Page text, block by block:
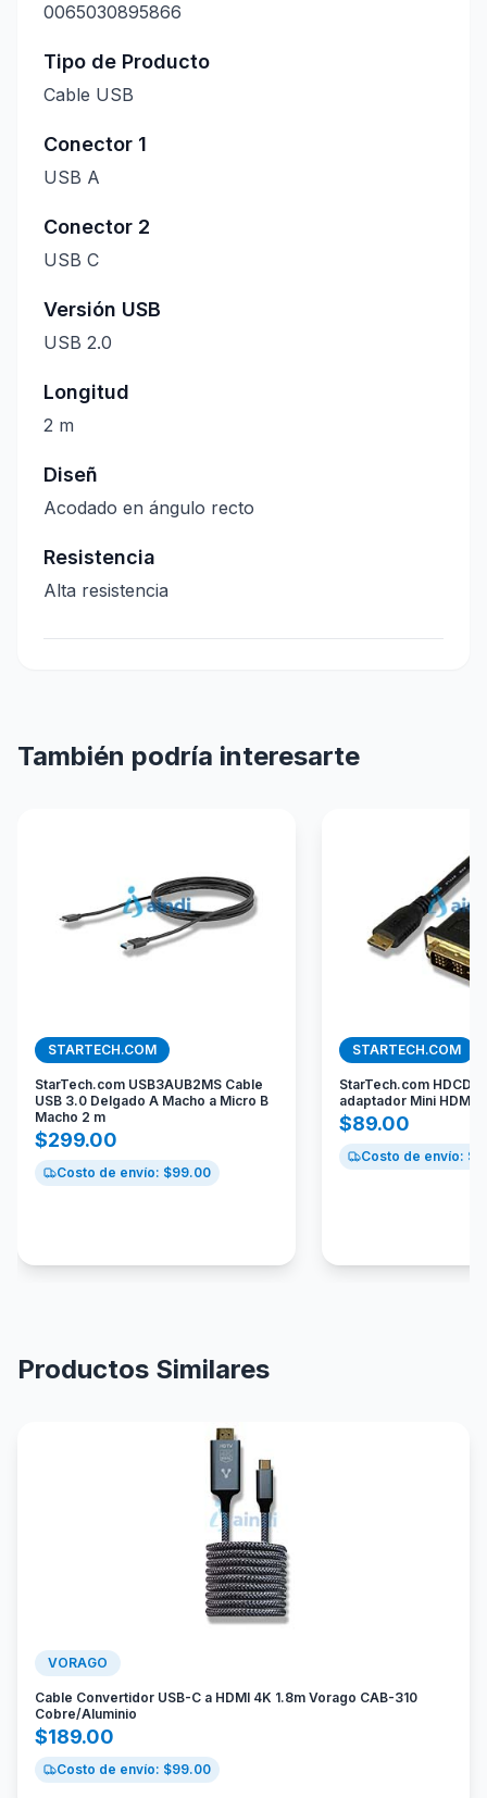
0065030895866
Tipo de Producto
Cable USB
Conector 1
USB A
Conector 2
USB C
Versión USB
USB 2.0
Longitud
2 m
Diseñ
Acodado en ángulo recto
Resistencia
Alta resistencia
También podría interesarte
STARTECH.COM
StarTech.com USB3AUB2MS Cable
USB 3.0 Delgado A Macho a Micro B
Macho 2 m
$299.00
Costo de envío: $99.00
STARTECH.COM
StarTech.com
adaptador Mini HDMI a
$89.00
Costo de envío: $
Productos Similares
VORAGO
Cable Convertidor USB-C a HDMI 4K 1.8m Vorago CAB-310
Cobre/Aluminio
$189.00
Costo de envío: $99.00